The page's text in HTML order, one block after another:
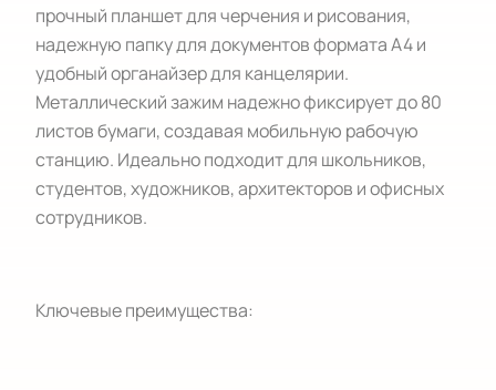
прочный планшет для черчения и рисования,
надежную папку для документов формата А4 и
удобный органайзер для канцелярии.
Металлический зажим надежно фиксирует до 80
листов бумаги, создавая мобильную рабочую
станцию. Идеально подходит для школьников,
студентов, художников, архитекторов и офисных
сотрудников.
Ключевые преимущества: